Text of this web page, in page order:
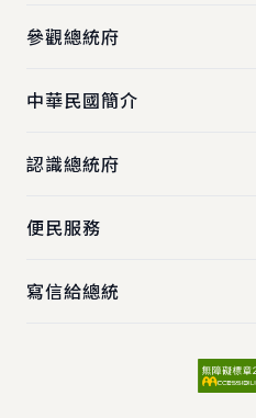
參觀總統府
中華民國簡介
認識總統府
便民服務
寫信給總統